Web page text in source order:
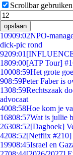
Scrollbar gebruiken
opslaan
10909:02NPO-
dick-pic rond
9209:01
1809:00[ATP Tour]
10008:59Het grote
908:59Peter Faber is
1308:59Rechtszaak
advocaat
4008:58Hoe kom je
16808:57Wat is jullie
26308:52[Dagboek]
4208:52[Netflix
19908:45Israel en